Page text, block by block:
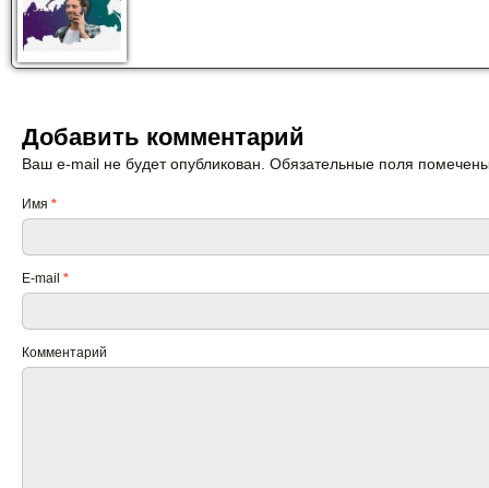
Добавить комментарий
Ваш e-mail не будет опубликован. Обязательные поля
Имя *
E-mail *
Комментарий